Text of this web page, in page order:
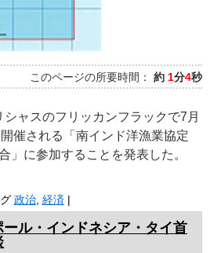
このページの所要時間： 約 1分4秒
ャスのフリッカンフラックで7月
催される「南インド洋漁業協定
」に参加することを発表した。
政治 経済 |
ル・インドネシア・タイ首